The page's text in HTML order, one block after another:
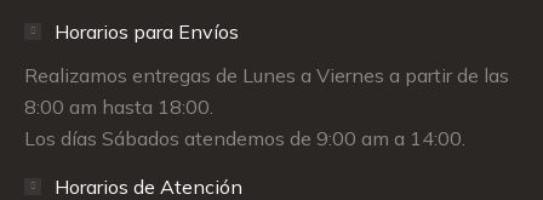
Horarios para Envíos
Realizamos entregas de Lunes a Viernes a partir de las
8:00 am hasta 18:00.
Los días Sábados atendemos de 9:00 am a 14:00.
Horarios de Atención